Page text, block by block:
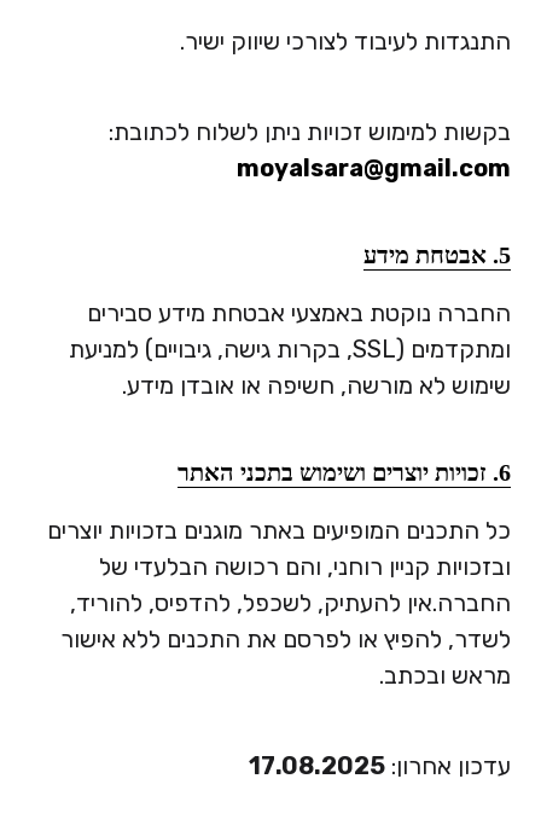
התנגדות לעיבוד לצורכי שיווק ישיר.
בקשות למימוש זכויות ניתן לשלוח לכתובת:
moyalsara@gmail.com
5. אבטחת מידע
החברה נוקטת באמצעי אבטחת מידע סבירים
ומתקדמים (SSL, בקרות גישה, גיבויים) למניעת
שימוש לא מורשה, חשיפה או אובדן מידע.
6. זכויות יוצרים ושימוש בתכני האתר
כל התכנים המופיעים באתר מוגנים בזכויות יוצרים
ובזכויות קניין רוחני, והם רכושה הבלעדי של
החברה.אין להעתיק, לשכפל, להדפיס, להוריד,
לשדר, להפיץ או לפרסם את התכנים ללא אישור
מראש ובכתב.
עדכון אחרון: 17.08.2025